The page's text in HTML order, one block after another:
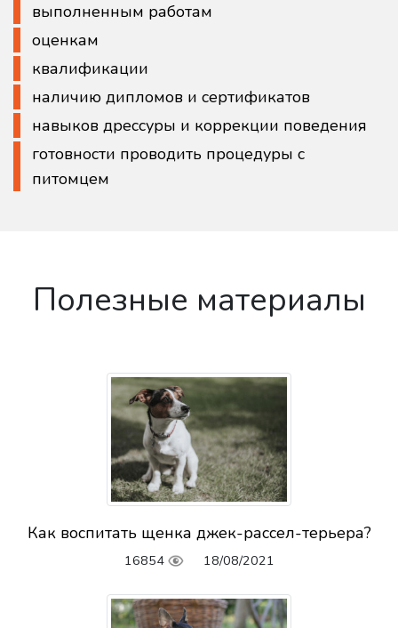
выполненным работам
оценкам
квалификации
наличию дипломов и сертификатов
навыков дрессуры и коррекции поведения
готовности проводить процедуры с
питомцем
Полезные материалы
Как воспитать щенка джек-рассел-терьера?
16854 18/08/2021